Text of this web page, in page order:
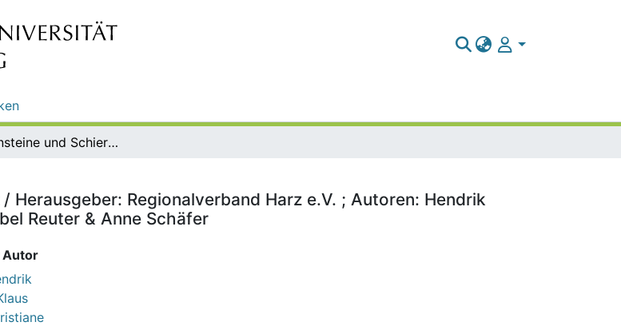
Gegensteine und Schierberge bei Ballenstedt / Herausgeber: Regionalverband Harz e.V. ; Autoren: Hendrik Block, Dr. Klaus George, Christiane Linke, Isabel Reuter & Anne Schäfer
Regionalverband Harz e.V. ; Autoren: Hendrik
Reuter & Anne Schäfer